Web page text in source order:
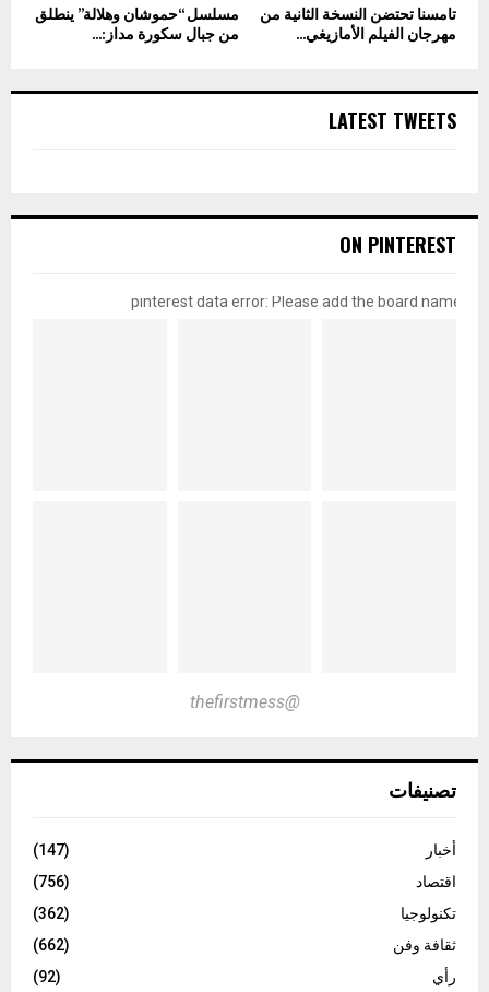
مسلسل “حموشان وهلالة” ينطلق
من جبال سكورة مداز:...
تامسنا تحتضن النسخة الثانية من
مهرجان الفيلم الأمازيغي...
LATEST TWEETS
ON PINTEREST
pinterest data error: Please add the board name
@thefirstmess
تصنيفات
أخبار
(147)
اقتصاد
(756)
تكنولوجيا
(362)
ثقافة وفن
(662)
رأي
(92)